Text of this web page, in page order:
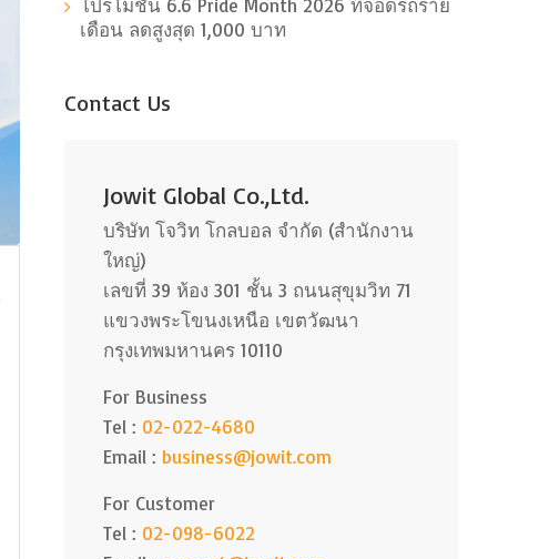
โปรโมชั่น 6.6 Pride Month 2026 ที่จอดรถราย
เดือน ลดสูงสุด 1,000 บาท
Contact Us
Jowit Global Co.,Ltd.
บริษัท โจวิท โกลบอล จำกัด (สำนักงาน
ใหญ่)
เลขที่ 39 ห้อง 301 ชั้น 3 ถนนสุขุมวิท 71
แขวงพระโขนงเหนือ เขตวัฒนา
กรุงเทพมหานคร 10110
For Business
Tel : 02-022-4680
Email : business@jowit.com
For Customer
Tel : 02-098-6022